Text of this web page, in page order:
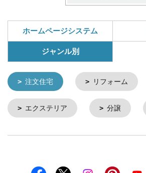
ホームページシステム
ジャンル別
注文住宅 リフォーム
エクステリア 分譲